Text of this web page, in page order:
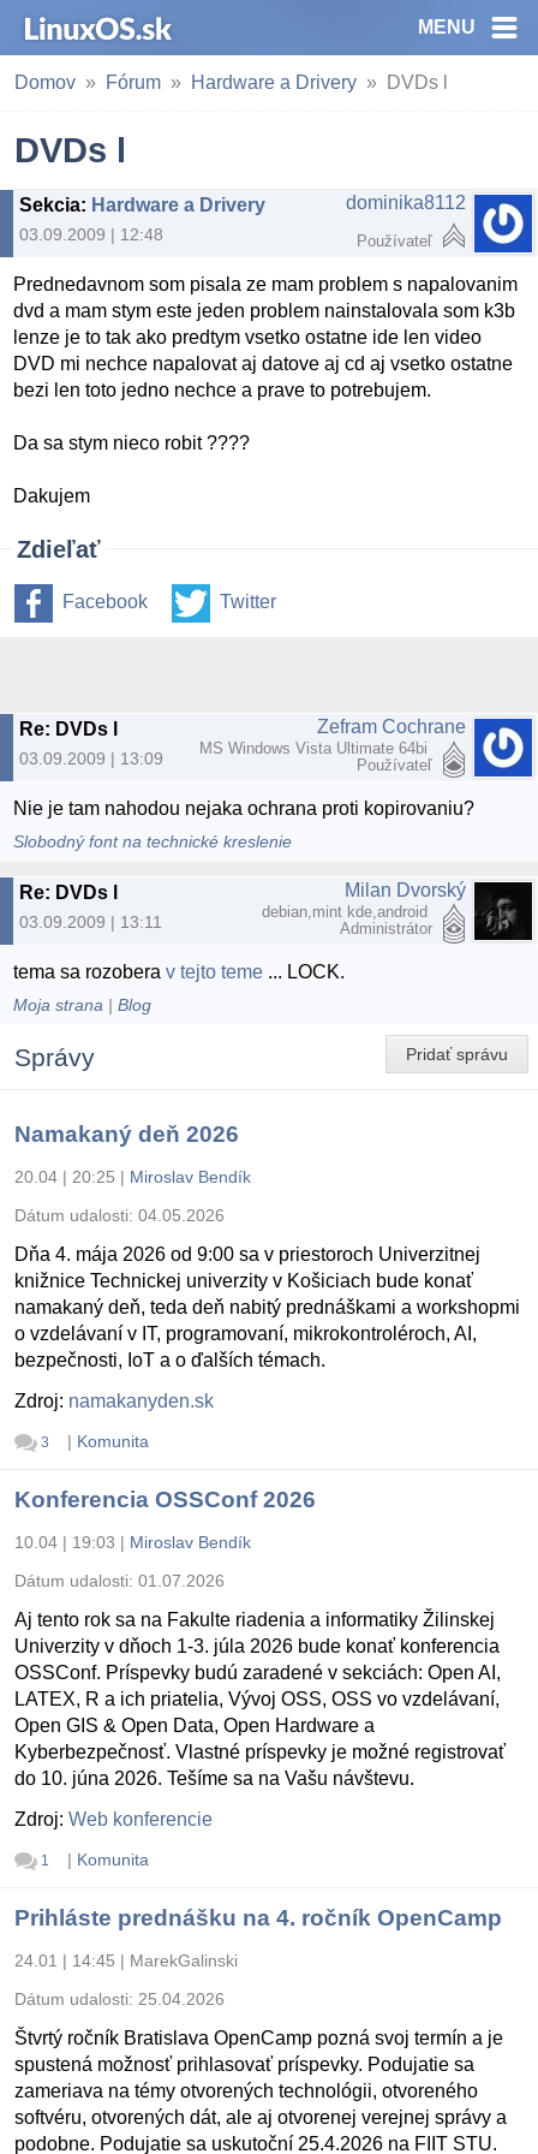
MENU
Domov Fórum Hardware a Drivery DVDs l
DVDs l
Sekcia: Hardware a Drivery
03.09.2009 | 12:48
dominika8112
Používateľ
Prednedavnom som pisala ze mam problem s napalovanim
dvd a mam stym este jeden problem nainstalovala som k3b
lenze je to tak ako predtym vsetko ostatne ide len video
DVD mi nechce napalovat aj datove aj cd aj vsetko ostatne
bezi len toto jedno nechce a prave to potrebujem.
Da sa stym nieco robit ????
Dakujem
Zdieľať
Facebook Twitter
Re: DVDs l
03.09.2009 | 13:09
Zefram Cochrane
MS Windows Vista Ultimate 64bi
Používateľ
Nie je tam nahodou nejaka ochrana proti kopirovaniu?
Slobodný font na technické kreslenie
Re: DVDs l
03.09.2009 | 13:11
Milan Dvorský
debian,mint kde,android
Administrátor
tema sa rozoberav tejto teme ... LOCK.
Moja strana |Blog
Pridať správu
Správy
Namakaný deň 2026
20.04 | 20:25 | Miroslav Bendík
Dátum udalosti: 04.05.2026
Dňa 4. mája 2026 od 9:00 sa v priestoroch Univerzitnej
knižnice Technickej univerzity v Košiciach bude konať
namakaný deň, teda deň nabitý prednáškami a workshopmi
o vzdelávaní v IT, programovaní, mikrokontroléroch, AI,
bezpečnosti, IoT a o ďalších témach.
Zdroj: namakanyden.sk
3 | Komunita
Konferencia OSSConf 2026
10.04 | 19:03 | Miroslav Bendík
Dátum udalosti: 01.07.2026
Aj tento rok sa na Fakulte riadenia a informatiky Žilinskej
Univerzity v dňoch 1-3. júla 2026 bude konať konferencia
OSSConf. Príspevky budú zaradené v sekciách: Open AI,
LATEX, R a ich priatelia, Vývoj OSS, OSS vo vzdelávaní,
Open GIS & Open Data, Open Hardware a
Kyberbezpečnosť. Vlastné príspevky je možné registrovať
do 10. júna 2026. Tešíme sa na Vašu návštevu.
Zdroj: Web konferencie
1 | Komunita
Prihláste prednášku na 4. ročník OpenCamp
24.01 | 14:45 | MarekGalinski
Dátum udalosti: 25.04.2026
Štvrtý ročník Bratislava OpenCamp pozná svoj termín a je
spustená možnosť prihlasovať príspevky. Podujatie sa
zameriava na témy otvorených technológii, otvoreného
softvéru, otvorených dát, ale aj otvorenej verejnej správy a
podobne. Podujatie sa uskutoční 25.4.2026 na FIIT STU.